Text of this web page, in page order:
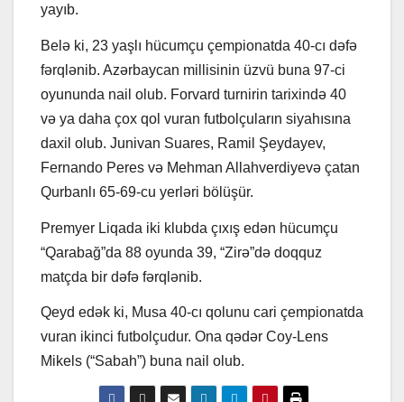
yayıb.
Belə ki, 23 yaşlı hücumçu çempionatda 40-cı dəfə
fərqlənib. Azərbaycan millisinin üzvü buna 97-ci
oyununda nail olub. Forvard turnirin tarixində 40
və ya daha çox qol vuran futbolçuların siyahısına
daxil olub. Junivan Suares, Ramil Şeydayev,
Fernando Peres və Mehman Allahverdiyevə çatan
Qurbanlı 65-69-cu yerləri bölüşür.
Premyer Liqada iki klubda çıxış edən hücumçu
“Qarabağ”da 88 oyunda 39, “Zirə”də doqquz
matçda bir dəfə fərqlənib.
Qeyd edək ki, Musa 40-cı qolunu cari çempionatda
vuran ikinci futbolçudur. Ona qədər Coy-Lens
Mikels (“Sabah”) buna nail olub.